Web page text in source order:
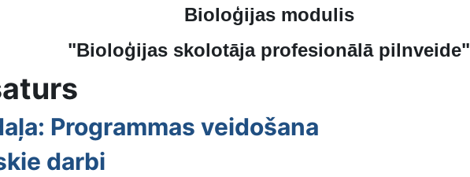
Bioloģijas modulis
"Bioloģijas skolotāja profesionālā pilnveide"
Programmas veidošana
darbi